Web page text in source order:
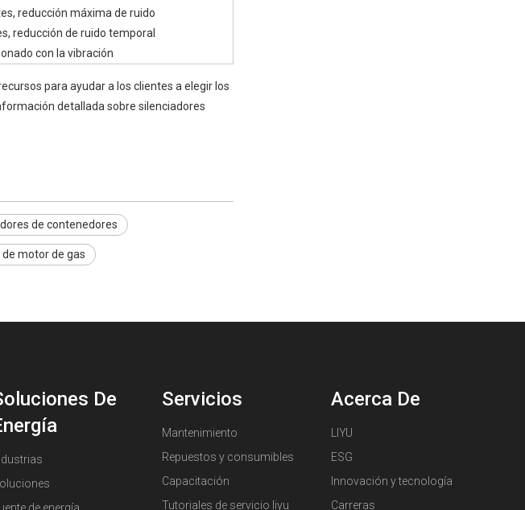
reducción máxima de ruido
reducción de ruido temporal
con la vibración
para ayudar a los clientes a elegir los
detallada sobre silenciadores
de contenedores
motor de gas
De
Servicios
Mantenimiento
Repuestos y consumibles
Capacitación
Tutoriales de servicio liyu
Acerca De
LIYU
ESG
Innovación y tecnología
Carreras